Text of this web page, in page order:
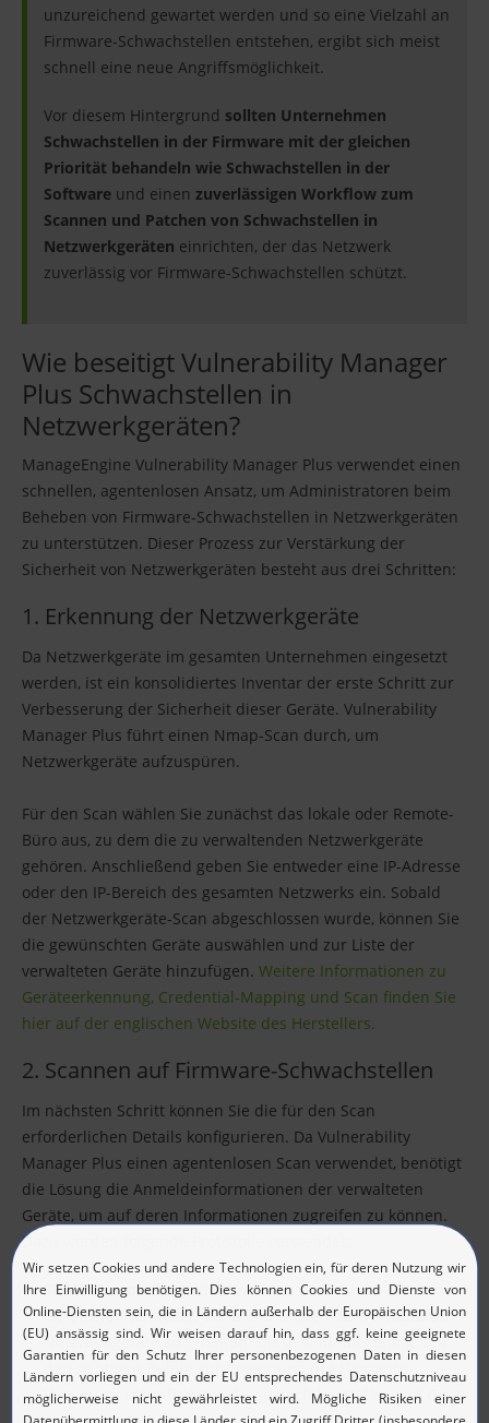
unzureichend gewartet werden und so eine Vielzahl an
Firmware-Schwachstellen entstehen, ergibt sich meist
schnell eine neue Angriffsmöglichkeit.
Vor diesem Hintergrund sollten Unternehmen
Schwachstellen in der Firmware mit der gleichen
Priorität behandeln wie Schwachstellen in der
Software und einen zuverlässigen Workflow zum
Scannen und Patchen von Schwachstellen in
Netzwerkgeräten einrichten, der das Netzwerk
zuverlässig vor Firmware-Schwachstellen schützt.
Wie beseitigt Vulnerability Manager
Plus Schwachstellen in
Netzwerkgeräten?
ManageEngine Vulnerability Manager Plus verwendet einen
schnellen, agentenlosen Ansatz, um Administratoren beim
Beheben von Firmware-Schwachstellen in Netzwerkgeräten
zu unterstützen. Dieser Prozess zur Verstärkung der
Sicherheit von Netzwerkgeräten besteht aus drei Schritten:
1. Erkennung der Netzwerkgeräte
Da Netzwerkgeräte im gesamten Unternehmen eingesetzt
werden, ist ein konsolidiertes Inventar der erste Schritt zur
Verbesserung der Sicherheit dieser Geräte. Vulnerability
Manager Plus führt einen Nmap-Scan durch, um
Netzwerkgeräte aufzuspüren.
Für den Scan wählen Sie zunächst das lokale oder Remote-
Büro aus, zu dem die zu verwaltenden Netzwerkgeräte
gehören. Anschließend geben Sie entweder eine IP-Adresse
oder den IP-Bereich des gesamten Netzwerks ein. Sobald
der Netzwerkgeräte-Scan abgeschlossen wurde, können Sie
die gewünschten Geräte auswählen und zur Liste der
verwalteten Geräte hinzufügen. Weitere Informationen zu
Geräteerkennung, Credential-Mapping und Scan finden Sie
hier auf der englischen Website des Herstellers.
2. Scannen auf Firmware-Schwachstellen
Im nächsten Schritt können Sie die für den Scan
erforderlichen Details konfigurieren. Da Vulnerability
Manager Plus einen agentenlosen Scan verwendet, benötigt
die Lösung die Anmeldeinformationen der verwalteten
Geräte, um auf deren Informationen zugreifen zu können.
Dazu werden folgende Protokolle verwendet:
SNMP-Protokoll:Wird verwendet, um Informationen wie
Gerätetyp, Hersteller, Serie und Modell der verwalteten
Netzwerkgeräte zu erhalten. Diese sind notwendig, um
den richtigen Befehl zur Erkennung der Firmware-
Version zu identifizieren, der je nach Hersteller und Gerät